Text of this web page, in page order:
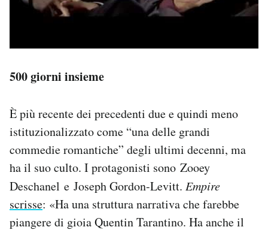
500 giorni insieme
È più recente dei precedenti due e quindi meno
istituzionalizzato come “una delle grandi
commedie romantiche” degli ultimi decenni, ma
ha il suo culto. I protagonisti sono Zooey
Deschanel e Joseph Gordon-Levitt. Empire
scrisse: «Ha una struttura narrativa che farebbe
piangere di gioia Quentin Tarantino. Ha anche il